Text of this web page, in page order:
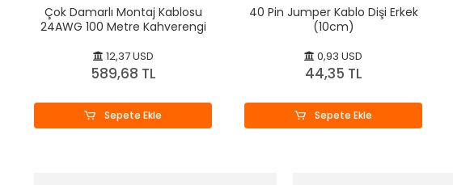
Çok Damarlı Montaj Kablosu
24AWG 100 Metre Kahverengi
12,37 USD
589,68 TL
Sepete Ekle
40 Pin Jumper Kablo Dişi Erkek
(10cm)
0,93 USD
44,35 TL
Sepete Ekle